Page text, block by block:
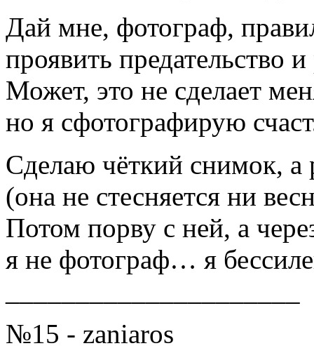
Дай мне, фотограф,
проявить предательство
Может, это не сделает
но я сфотографирую
Сделаю чёткий снимок, а
(она не стесняется ни
Потом порву с ней, а
я не фотограф… я
№15 - zaniaros